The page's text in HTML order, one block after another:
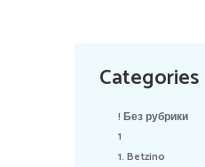
Categories
! Без рубрики
1
1. Betzino